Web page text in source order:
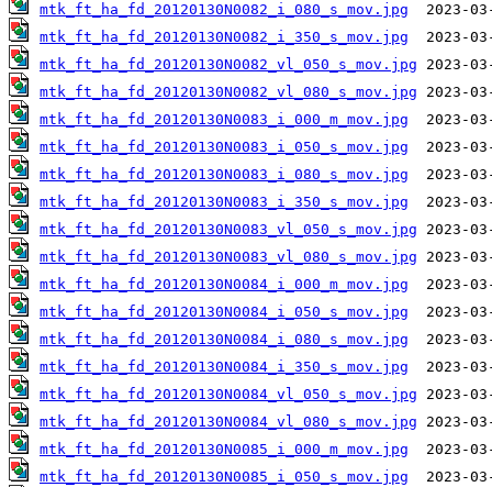
mtk_ft_ha_fd_20120130N0082_i_080_s_mov.jpg
mtk_ft_ha_fd_20120130N0082_i_350_s_mov.jpg
mtk_ft_ha_fd_20120130N0082_vl_050_s_mov.jpg
mtk_ft_ha_fd_20120130N0082_vl_080_s_mov.jpg
mtk_ft_ha_fd_20120130N0083_i_000_m_mov.jpg
mtk_ft_ha_fd_20120130N0083_i_050_s_mov.jpg
mtk_ft_ha_fd_20120130N0083_i_080_s_mov.jpg
mtk_ft_ha_fd_20120130N0083_i_350_s_mov.jpg
mtk_ft_ha_fd_20120130N0083_vl_050_s_mov.jpg
mtk_ft_ha_fd_20120130N0083_vl_080_s_mov.jpg
mtk_ft_ha_fd_20120130N0084_i_000_m_mov.jpg
mtk_ft_ha_fd_20120130N0084_i_050_s_mov.jpg
mtk_ft_ha_fd_20120130N0084_i_080_s_mov.jpg
mtk_ft_ha_fd_20120130N0084_i_350_s_mov.jpg
mtk_ft_ha_fd_20120130N0084_vl_050_s_mov.jpg
mtk_ft_ha_fd_20120130N0084_vl_080_s_mov.jpg
mtk_ft_ha_fd_20120130N0085_i_000_m_mov.jpg
mtk_ft_ha_fd_20120130N0085_i_050_s_mov.jpg